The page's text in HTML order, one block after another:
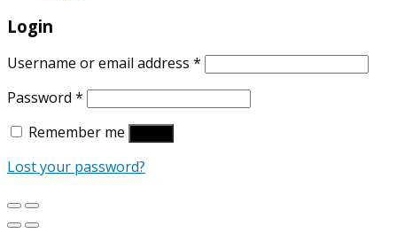
Login
Username or email address *
Password *
Remember me
Lost your password?